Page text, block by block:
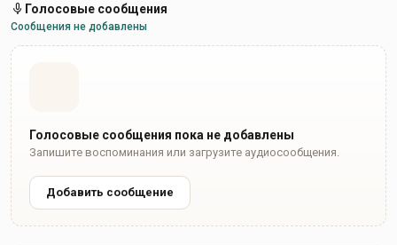
Голосовые сообщения
Сообщения не добавлены
Голосовые сообщения пока не добавлены
Запишите воспоминания или загрузите аудиосообщения.
Добавить сообщение